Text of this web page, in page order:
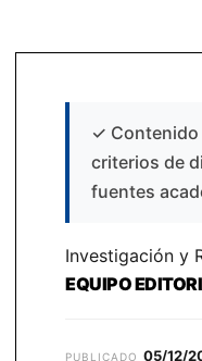
✓
criterios de
fuentes
Investigación y
EQUIPO
PUBLICADO 05/12/